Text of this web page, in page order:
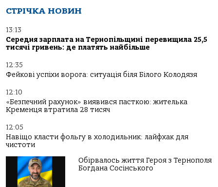
СТРІЧКА НОВИН
13:13
Середня зарплата на Тернопільщині перевищила 25,5
тисячі гривень: де платять найбільше
12:35
Фейкові успіхи ворога: ситуація біля Білого Колодязя
12:10
«Безпечний рахунок» виявився пасткою: жителька
Кременця втратила 28 тисяч
12:05
Навіщо класти фольгу в холодильник: лайфхак для
чистоти
Обірвалось життя Героя з Тернополя
Богдана Сосінського